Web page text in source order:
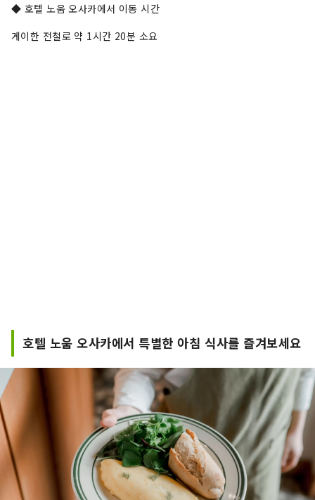
◆ 호텔 노움 오사카에서 이동 시간
게이한 전철로 약 1시간 20분 소요
호텔 노움 오사카에서 특별한 아침 식사를 즐겨보세요